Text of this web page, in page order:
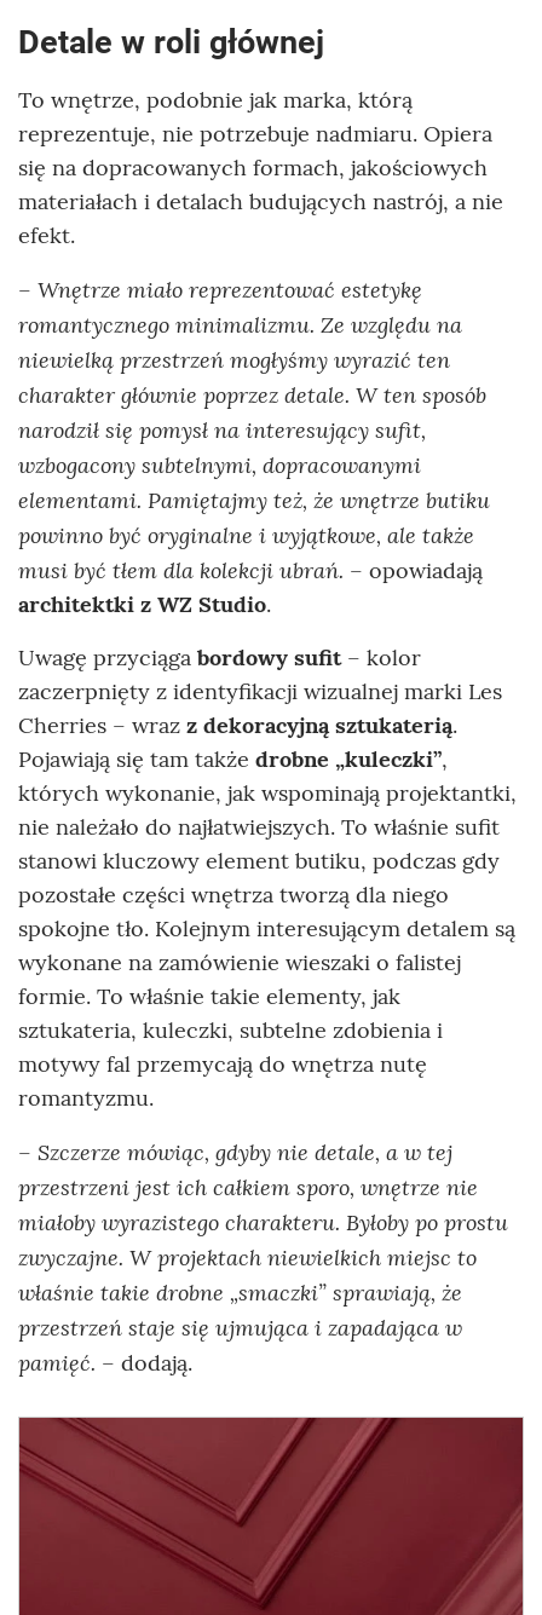
Detale w roli głównej
To wnętrze, podobnie jak marka, którą
reprezentuje, nie potrzebuje nadmiaru. Opiera
się na dopracowanych formach, jakościowych
materiałach i detalach budujących nastrój, a nie
efekt.
– Wnętrze miało reprezentować estetykę
romantycznego minimalizmu. Ze względu na
niewielką przestrzeń mogłyśmy wyrazić ten
charakter głównie poprzez detale. W ten sposób
narodził się pomysł na interesujący sufit,
wzbogacony subtelnymi, dopracowanymi
elementami. Pamiętajmy też, że wnętrze butiku
powinno być oryginalne i wyjątkowe, ale także
musi być tłem dla kolekcji ubrań. – opowiadają
architektki z WZ Studio.
Uwagę przyciąga bordowy sufit– kolor
zaczerpnięty z identyfikacji wizualnej marki Les
Cherries – wraz z dekoracyjną sztukaterią.
Pojawiają się tam także drobne „kuleczki”,
których wykonanie, jak wspominają projektantki,
nie należało do najłatwiejszych. To właśnie sufit
stanowi kluczowy element butiku, podczas gdy
pozostałe części wnętrza tworzą dla niego
spokojne tło. Kolejnym interesującym detalem są
wykonane na zamówienie wieszaki o falistej
formie. To właśnie takie elementy, jak
sztukateria, kuleczki, subtelne zdobienia i
motywy fal przemycają do wnętrza nutę
romantyzmu.
– Szczerze mówiąc, gdyby nie detale, a w tej
przestrzeni jest ich całkiem sporo, wnętrze nie
miałoby wyrazistego charakteru. Byłoby po prostu
zwyczajne. W projektach niewielkich miejsc to
właśnie takie drobne „smaczki” sprawiają, że
przestrzeń staje się ujmująca i zapadająca w
pamięć. – dodają.